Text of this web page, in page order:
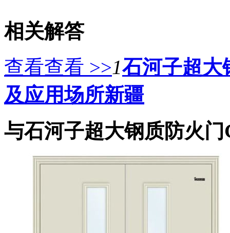
相关解答
查看查看 >>1石河子超大
及应用场所新疆
与石河子超大钢质防火